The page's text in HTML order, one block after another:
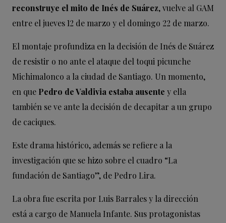
reconstruye el mito de Inés de Suárez, vuelve al GAM
entre el jueves 12 de marzo y el domingo 22 de marzo.
El montaje profundiza en la decisión de Inés de Suárez
de resistir o no ante el ataque del toqui picunche
Michimalonco a la ciudad de Santiago. Un momento,
en que Pedro de Valdivia estaba ausente y ella
también se ve ante la decisión de decapitar a un grupo
de caciques.
Este drama histórico, además se refiere a la
investigación que se hizo sobre el cuadro “La
fundación de Santiago”, de Pedro Lira.
La obra fue escrita por Luis Barrales y la dirección
está a cargo de Manuela Infante. Sus protagonistas